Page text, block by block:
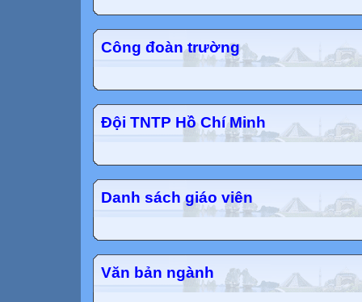
Công đoàn trường
Đội TNTP Hồ Chí Minh
Danh sách giáo viên
Văn bản ngành